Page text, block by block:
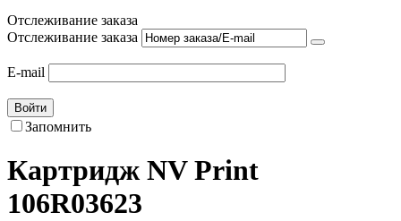
Отслеживание заказа
Отслеживание заказа
E-mail
Войти
Запомнить
Картридж NV Print
106R03623